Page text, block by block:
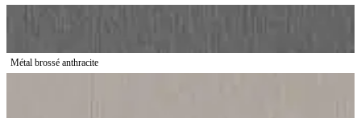
Métal brossé anthracite